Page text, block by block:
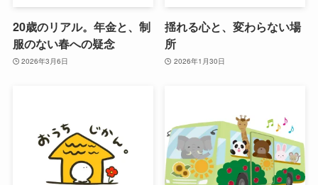
20歳のリアル。年金と、制
服のない春への疑念
2026年3月6日
揺れる心と、変わらない場
所
2026年1月30日